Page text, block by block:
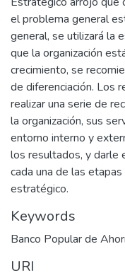
el problema general
general, se utilizará la
que la organización
crecimiento, se
de diferenciación. Los
realizar una serie de
la organización, sus
entorno interno y
los resultados, y darle
cada una de las
estratégico.
Keywords
Banco Popular de
URI